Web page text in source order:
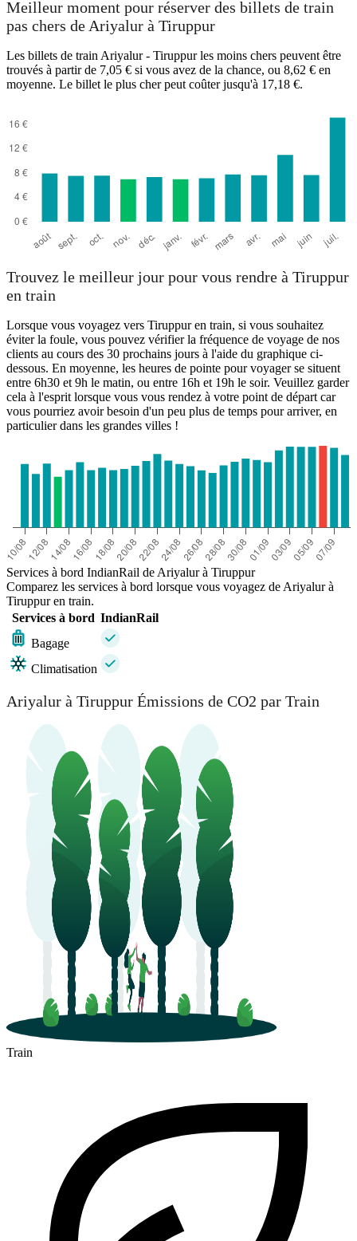
Ariyalur
Tiruppur
Meilleur moment pour réserver des billets de train
pas chers de Ariyalur à Tiruppur
Les billets de train Ariyalur - Tiruppur les moins chers peuvent être
trouvés à partir de 7,05 € si vous avez de la chance, ou 8,62 € en
moyenne. Le billet le plus cher peut coûter jusqu'à 17,18 €.
Trouvez le meilleur jour pour vous rendre à Tiruppur
en train
Lorsque vous voyagez vers Tiruppur en train, si vous souhaitez
éviter la foule, vous pouvez vérifier la fréquence de voyage de nos
clients au cours des 30 prochains jours à l'aide du graphique ci-
dessous. En moyenne, les heures de pointe pour voyager se situent
entre 6h30 et 9h le matin, ou entre 16h et 19h le soir. Veuillez garder
cela à l'esprit lorsque vous vous rendez à votre point de départ car
vous pourriez avoir besoin d'un peu plus de temps pour arriver, en
particulier dans les grandes villes !
Services à bord IndianRail de Ariyalur à Tiruppur
Comparez les services à bord lorsque vous voyagez de Ariyalur à
Tiruppur en train.
Services à bord IndianRail
Bagage
Climatisation
Ariyalur à Tiruppur Émissions de CO2 par Train
Train